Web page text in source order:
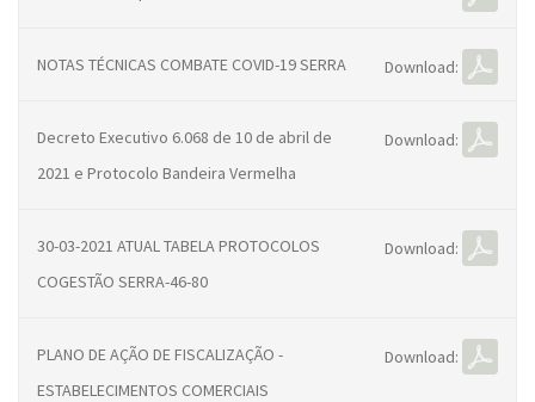
NOTAS TÉCNICAS COMBATE COVID-19 SERRA Download:
Decreto Executivo 6.068 de 10 de abril de
2021 e Protocolo Bandeira Vermelha
Download:
30-03-2021 ATUAL TABELA PROTOCOLOS
COGESTÃO SERRA-46-80
Download:
PLANO DE AÇÃO DE FISCALIZAÇÃO -
ESTABELECIMENTOS COMERCIAIS
Download: